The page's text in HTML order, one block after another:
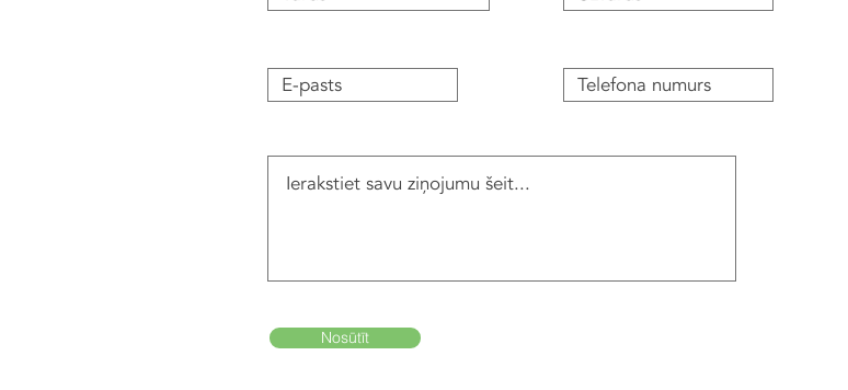
Nosūtīt